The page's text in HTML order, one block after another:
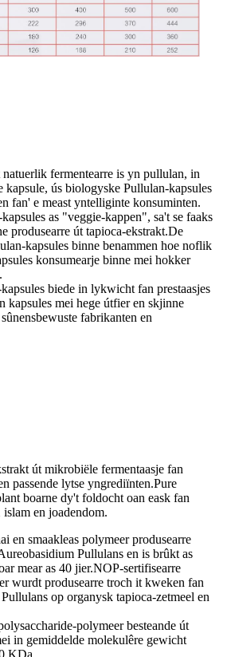
fermentearre is yn pullulan, in
kapsule, ús biologyske Pullulan-kapsules
fan' e meast yntelliginte konsuminten.
as "veggie-kappen", sa't se faaks
produsearre út tapioca-ekstrakt.De
kapsules binne benammen hoe noflik
konsumearje binne mei hokker
biede in lykwicht fan prestaasjes
kapsules mei hege útfier en skjinne
fabrikanten en
út mikrobiële fermentaasje fan
passende lytse yngrediïnten.Pure
boarne dy't foldocht oan eask fan
en joadendom.
en smaakleas polymeer produsearre
Pullulans en is brûkt as
mear as 40 jier.NOP-sertifisearre
wurdt produsearre troch it kweken fan
op organysk tapioca-zetmeel en
polymeer besteande út
in gemiddelde molekulêre gewicht
KDa.